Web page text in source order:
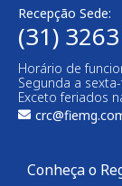
Recepção Sede:
(31)
Horário de
Segunda a
Exceto feriados
Conheça o